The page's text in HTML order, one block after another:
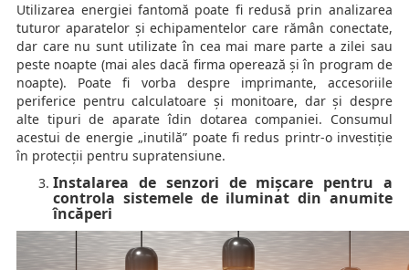
Utilizarea energiei fantomă poate fi redusă prin analizarea
tuturor aparatelor și echipamentelor care rămân conectate,
dar care nu sunt utilizate în cea mai mare parte a zilei sau
peste noapte (mai ales dacă firma operează și în program de
noapte). Poate fi vorba despre imprimante, accesoriile
periferice pentru calculatoare și monitoare, dar și despre
alte tipuri de aparate îdin dotarea companiei. Consumul
acestui de energie „inutilă” poate fi redus printr-o investiție
în protecții pentru supratensiune.
Instalarea de senzori de mișcare pentru a
controla sistemele de iluminat din anumite
încăperi